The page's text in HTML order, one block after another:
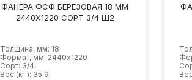
ФАНЕРА ФСФ БЕРЕЗОВАЯ 18 ММ
2440Х1220 СОРТ 3/3 Ш2
Толщина, мм: 18
Формат, мм: 2440х1220
Сорт: 3/3
Вес (кг.): 35.9